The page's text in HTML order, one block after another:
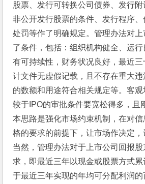
股票、发行可转换公司债券、发行附
非公开发行股票的条件、发行程序
处罚等作了明确规定。管理办法对
了条件，包括：组织机构健全、运
有可持续性，财务状况良好，最近
计文件无虚假记载，且不存在重大
的数额和用途符合相关规定等。客
较于IPO的审批条件要宽松得多，且
本思路是强化市场约束机制，在对
格的要求的前提下，让市场作决定，
当然，管理办法对于上市公司回报
求，即最近三年以现金或股票方式
于最近三年实现的年均可分配利润的